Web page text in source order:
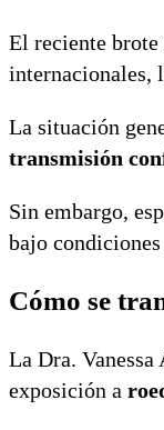
El reciente brote
internacionales,
La situación
transmisión
Sin embargo,
bajo
Cómo se
La Dra.
exposición a